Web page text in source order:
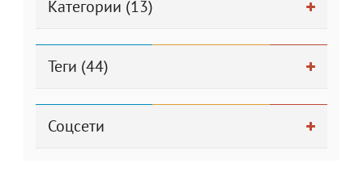
Категории (13)
Теги (44)
Соцсети